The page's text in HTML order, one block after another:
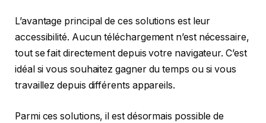
L’avantage principal de ces solutions est leur
accessibilité. Aucun téléchargement n’est nécessaire,
tout se fait directement depuis votre navigateur. C’est
idéal si vous souhaitez gagner du temps ou si vous
travaillez depuis différents appareils.
Parmi ces solutions, il est désormais possible de